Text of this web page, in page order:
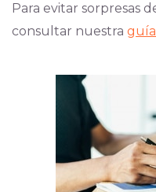
Para evitar sorpresas
consultar nuestra guía